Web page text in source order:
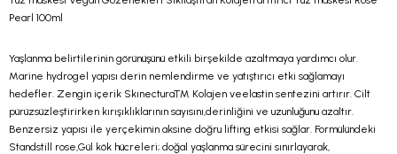
Pearl 100ml
Yaşlanma belirtilerinin görünüşünü etkili birşekilde azaltmaya yardımcı olur.
Marine hydrogel yapısı derin nemlendirme ve yatıştırıcı etki sağlamayı
hedefler. Zengin içerik Skınectura™ Kolajen veelastin sentezini artırır. Cilt
pürüzsüzleştirirken kırışıklıklarının sayısını,derinliğini ve uzunluğunu azaltır.
Benzersiz yapısı ile yerçekimin aksine doğru lifting etkisi sağlar. Formülündeki
Standstill rose,Gül kök hücreleri; doğal yaşlanma sürecini sınırlayarak,